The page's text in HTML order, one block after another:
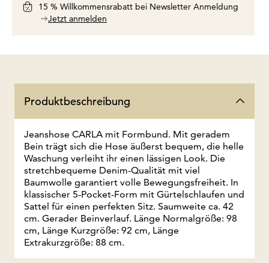
15 % Willkommensrabatt bei Newsletter Anmeldung
Jetzt anmelden
Produktbeschreibung
Jeanshose CARLA mit Formbund. Mit geradem
Bein trägt sich die Hose äußerst bequem, die helle
Waschung verleiht ihr einen lässigen Look. Die
stretchbequeme Denim-Qualität mit viel
Baumwolle garantiert volle Bewegungsfreiheit. In
klassischer 5-Pocket-Form mit Gürtelschlaufen und
Sattel für einen perfekten Sitz. Saumweite ca. 42
cm. Gerader Beinverlauf. Länge Normalgröße: 98
cm, Länge Kurzgröße: 92 cm, Länge
Extrakurzgröße: 88 cm.